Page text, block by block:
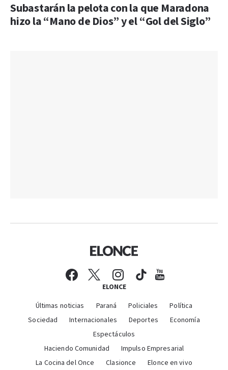
Subastarán la pelota con la que Maradona
hizo la “Mano de Dios” y el “Gol del Siglo”
ELONCE
Últimas noticias Paraná Policiales
Política
Sociedad
Internacionales Deportes
Economía
Espectáculos
Haciendo Comunidad
Impulso Empresarial
La Cocina del Once
Clasionce Elonce en vivo